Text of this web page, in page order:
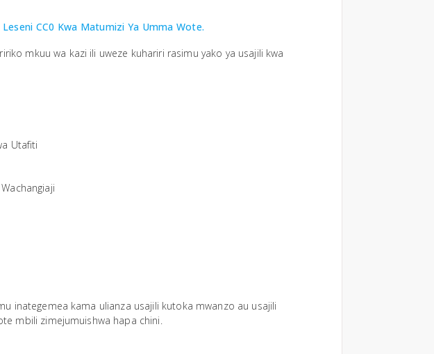
CC0 Kwa Matumizi Ya Umma Wote.
mkuu wa kazi ili uweze kuhariri rasimu yako ya usajili kwa
Utafiti
inategemea kama ulianza usajili kutoka mwanzo au usajili
mbili zimejumuishwa hapa chini.